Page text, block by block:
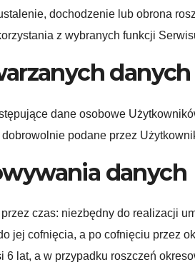
dochodzenie lub obrona
z wybranych funkcji
dane osobowe
podane przez
danych
czas: niezbędny do realizacji
jej cofnięcia, a po cofnięciu przez
lat, a w przypadku roszczeń